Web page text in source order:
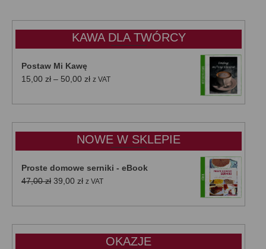
KAWA DLA TWÓRCY
Postaw Mi Kawę
15,00 zł – 50,00 złZakres
od
do
50,00 zł
z VAT
NOWE W SKLEPIE
Proste domowe serniki - eBook
47,00zł Pierwotna
wynosiła:
39,00 złAktualna
wynosi:
z VAT
OKAZJE